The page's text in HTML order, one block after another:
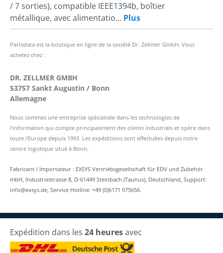
/ 7 sorties), compatible IEEE1394b, boîtier
métallique, avec alimentatio… Plus
Partsdata est la boutique en ligne de la société Dr. Zellmer GmbH. Vous
achetez chez :
DR. ZELLMER GMBH
53757 Sankt Augustin / Bonn
Allemagne
Nous sommes une entreprise spécialisée dans les technologies de
l'information qui compte principalement des clients industriels et opère dans
toute l'Europe depuis 1993. Les expéditions sont effectuées depuis notre
centre logistique situé à Bonn.
Fabricant / Importateur : EXSYS Vertriebsgesellschaft für EDV und Zubehör
mbH, Industriestrasse 8, D-61449 Steinbach (Taunus), Deutschland, Support:
info@exsys.de, Service Hotline: +49 (0)6171 975656.
Expédition dans les 24 heuresavec